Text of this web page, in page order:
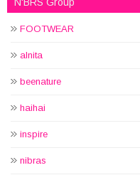
FOOTWEAR
alnita
beenature
haihai
inspire
nibras